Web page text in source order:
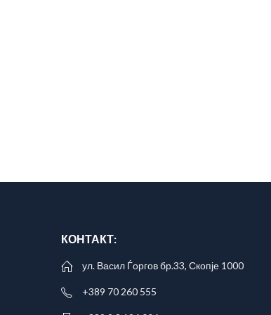
КОНТАКТ:
ул. Васил Ѓоргов бр.33, Скопје 1000
+389 70 260 555